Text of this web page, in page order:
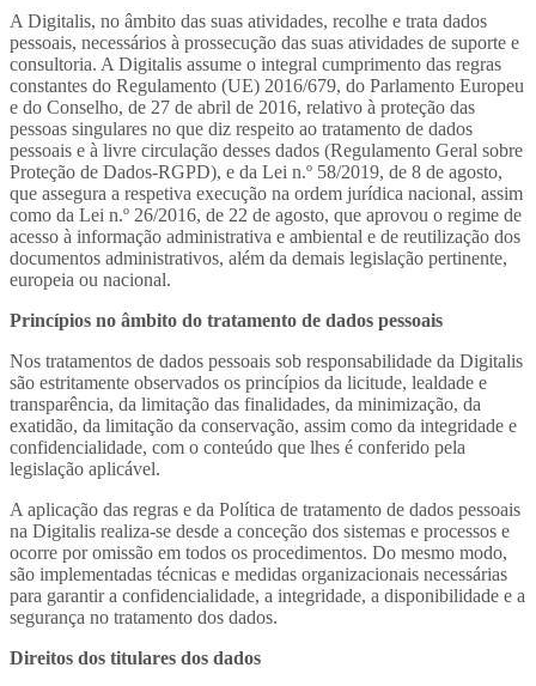
A Digitalis, no âmbito das suas atividades, recolhe e trata dados
pessoais, necessários à prossecução das suas atividades de suporte e
consultoria. A Digitalis assume o integral cumprimento das regras
constantes do Regulamento (UE) 2016/679, do Parlamento Europeu
e do Conselho, de 27 de abril de 2016, relativo à proteção das
pessoas singulares no que diz respeito ao tratamento de dados
pessoais e à livre circulação desses dados (Regulamento Geral sobre
Proteção de Dados-RGPD), e da Lei n.º 58/2019, de 8 de agosto,
que assegura a respetiva execução na ordem jurídica nacional, assim
como da Lei n.º 26/2016, de 22 de agosto, que aprovou o regime de
acesso à informação administrativa e ambiental e de reutilização dos
documentos administrativos, além da demais legislação pertinente,
europeia ou nacional.
Princípios no âmbito do tratamento de dados pessoais
Nos tratamentos de dados pessoais sob responsabilidade da Digitalis
são estritamente observados os princípios da licitude, lealdade e
transparência, da limitação das finalidades, da minimização, da
exatidão, da limitação da conservação, assim como da integridade e
confidencialidade, com o conteúdo que lhes é conferido pela
legislação aplicável.
A aplicação das regras e da Política de tratamento de dados pessoais
na Digitalis realiza-se desde a conceção dos sistemas e processos e
ocorre por omissão em todos os procedimentos. Do mesmo modo,
são implementadas técnicas e medidas organizacionais necessárias
para garantir a confidencialidade, a integridade, a disponibilidade e a
segurança no tratamento dos dados.
Direitos dos titulares dos dados